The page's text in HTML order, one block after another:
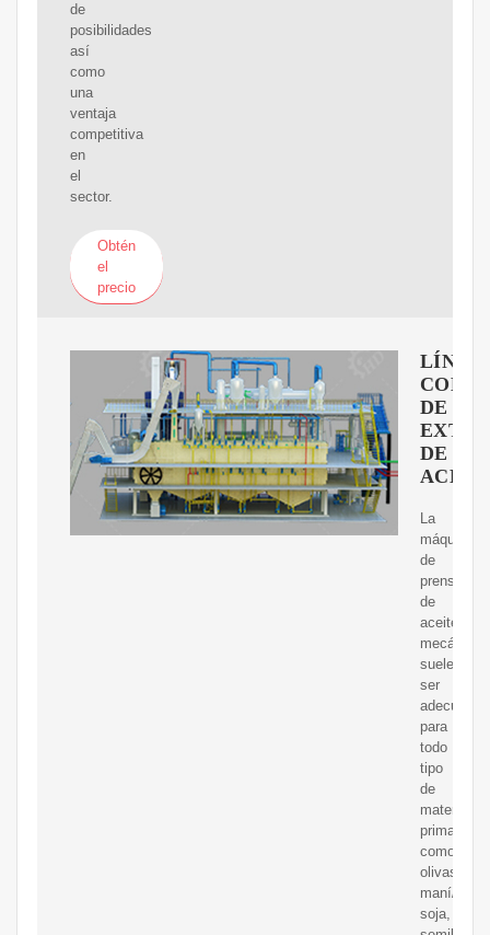
de
posibilidades
así
como
una
ventaja
competitiva
en
el
sector.
Obtén
el
precio
LÍNEA
DE
DE
La
máquina
de
prensa
de
aceite
mecánica
suele
ser
adecuada
para
todo
tipo
de
materia
prima,
como
olivas,
maní/
soja,